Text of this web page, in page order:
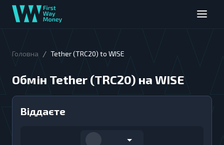
Головна / Tether (TRC20) to WISE
Обмін Tether (TRC20) на WISE
Віддаєте